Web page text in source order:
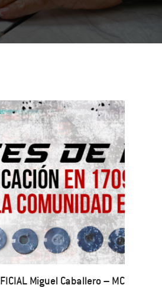
Miguel Caballero – MC